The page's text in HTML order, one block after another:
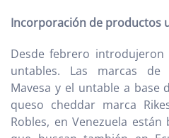
Incorporación de productos
Desde febrero
untables. Las marcas de
Mavesa y el untable a base
queso cheddar marca
Robles, en Venezuela